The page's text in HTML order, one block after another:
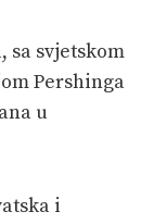
sa svjetskom
Pershinga
u
i